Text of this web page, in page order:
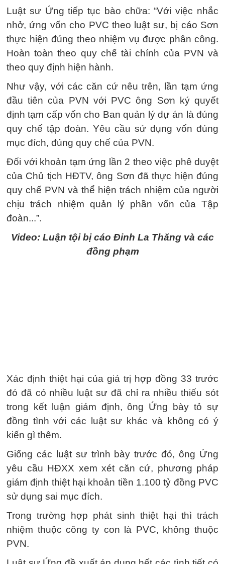
Luật sư Ứng tiếp tục bào chữa: “Với việc nhắc
nhở, ứng vốn cho PVC theo luật sư, bị cáo Sơn
thực hiện đúng theo nhiệm vụ được phân công.
Hoàn toàn theo quy chế tài chính của PVN và
theo quy định hiện hành.
Như vậy, với các căn cứ nêu trên, lần tạm ứng
đầu tiên của PVN với PVC ông Sơn ký quyết
định tạm cấp vốn cho Ban quản lý dự án là đúng
quy chế tập đoàn. Yêu cầu sử dụng vốn đúng
mục đích, đúng quy chế của PVN.
Đối với khoản tạm ứng lần 2 theo việc phê duyệt
của Chủ tịch HĐTV, ông Sơn đã thực hiện đúng
quy chế PVN và thể hiện trách nhiệm của người
chịu trách nhiệm quản lý phần vốn của Tập
đoàn...”.
Video: Luận tội bị cáo Đinh La Thăng và các
đồng phạm
Xác định thiệt hại của giá trị hợp đồng 33 trước
đó đã có nhiều luật sư đã chỉ ra nhiều thiếu sót
trong kết luận giám định, ông Ứng bày tỏ sự
đồng tình với các luật sư khác và không có ý
kiến gì thêm.
Giống các luật sư trình bày trước đó, ông Ứng
yêu cầu HĐXX xem xét căn cứ, phương pháp
giám định thiệt hại khoản tiền 1.100 tỷ đồng PVC
sử dụng sai mục đích.
Trong trường hợp phát sinh thiệt hại thì trách
nhiệm thuộc công ty con là PVC, không thuộc
PVN.